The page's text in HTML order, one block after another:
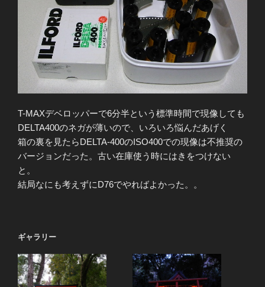
T-MAXデベロッパーで6分半という標準時間で現像しても
DELTA400のネガが薄いので、いろいろ悩んだあげく
箱の裏を見たらDELTA-400のISO400での現像は不推奨の
バージョンだった。古い在庫使う時にはきをつけない
と。
結局なにも考えずにD76でやればよかった。。
ギャラリー